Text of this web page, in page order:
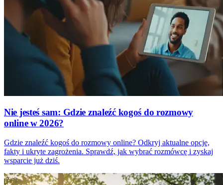
Nie jesteś sam: Gdzie znaleźć kogoś do rozmowy
online w 2026?
Gdzie znaleźć kogoś do rozmowy online? Odkryj aktualne opcje,
fakty i ukryte zagrożenia. Sprawdź, jak wybrać rozmówcę i zyskaj
wsparcie już dziś.